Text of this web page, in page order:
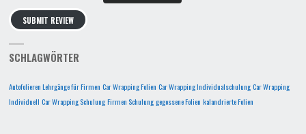
SUBMIT REVIEW
SCHLAGWÖRTER
Autofolieren Lehrgänge für Firmen Car Wrapping Folien Car Wrapping Individualschulung Car Wrapping
Individuell Car Wrapping Schulung Firmen Schulung gegossene Folien kalandrierte Folien